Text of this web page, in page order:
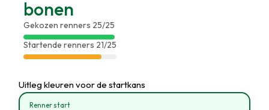
bonen
Gekozen renners 25/25
Startende renners 21/25
Uitleg kleuren voor de startkans
Renner start